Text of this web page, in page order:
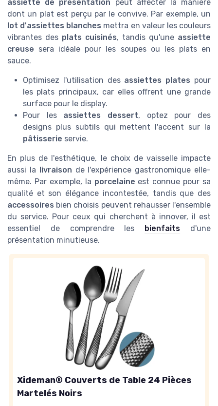
assiette de présentation peut affecter la manière
dont un plat est perçu par le convive. Par exemple, un
lot d'assiettes blanches mettra en valeur les couleurs
vibrantes des plats cuisinés, tandis qu'une assiette
creuse sera idéale pour les soupes ou les plats en
sauce.
Optimisez l'utilisation des assiettes plates pour
les plats principaux, car elles offrent une grande
surface pour le display.
Pour les assiettes dessert, optez pour des
designs plus subtils qui mettent l'accent sur la
pâtisserie servie.
En plus de l'esthétique, le choix de vaisselle impacte
aussi la livraison de l'expérience gastronomique elle-
même. Par exemple, la porcelaine est connue pour sa
qualité et son élégance incontestée, tandis que des
accessoires bien choisis peuvent rehausser l'ensemble
du service. Pour ceux qui cherchent à innover, il est
essentiel de comprendre les bienfaits d'une
présentation minutieuse.
Xideman® Couverts de Table 24 Pièces
Martelés Noirs